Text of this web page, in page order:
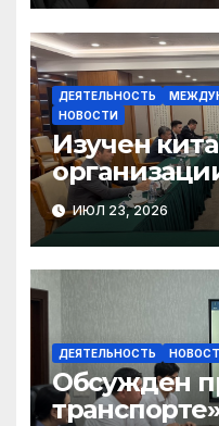
ДЕЯТЕЛЬНОСТЬ
НОВОСТИ
Изучен
и
ИЮЛ 23, 2026
ДЕЯТЕЛЬНОСТЬ
Обсужден